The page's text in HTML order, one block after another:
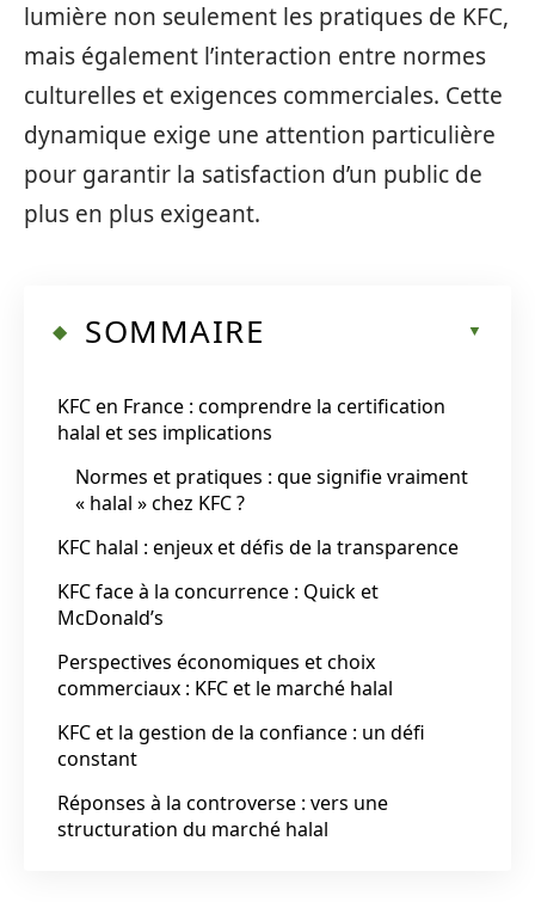
lumière non seulement les pratiques de KFC,
mais également l’interaction entre normes
culturelles et exigences commerciales. Cette
dynamique exige une attention particulière
pour garantir la satisfaction d’un public de
plus en plus exigeant.
SOMMAIRE
KFC en France : comprendre la certification
halal et ses implications
Normes et pratiques : que signifie vraiment
« halal » chez KFC ?
KFC halal : enjeux et défis de la transparence
KFC face à la concurrence : Quick et
McDonald’s
Perspectives économiques et choix
commerciaux : KFC et le marché halal
KFC et la gestion de la confiance : un défi
constant
Réponses à la controverse : vers une
structuration du marché halal